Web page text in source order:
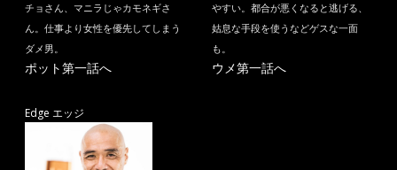
チョさん、マニラじゃカモネギさ
ん。仕事より女性を優先してしまう
ダメ男。
ポット第一話へ
やすい。都合が悪くなると逃げる、
姑息な手段を使うなどゲスな一面
も。
ウメ第一話へ
Edge エッジ